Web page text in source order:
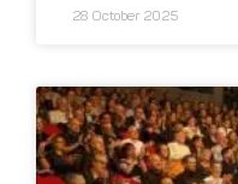
28 October 2025